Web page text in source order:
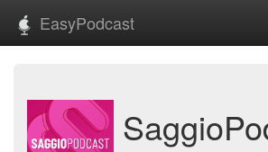
EasyPodcast